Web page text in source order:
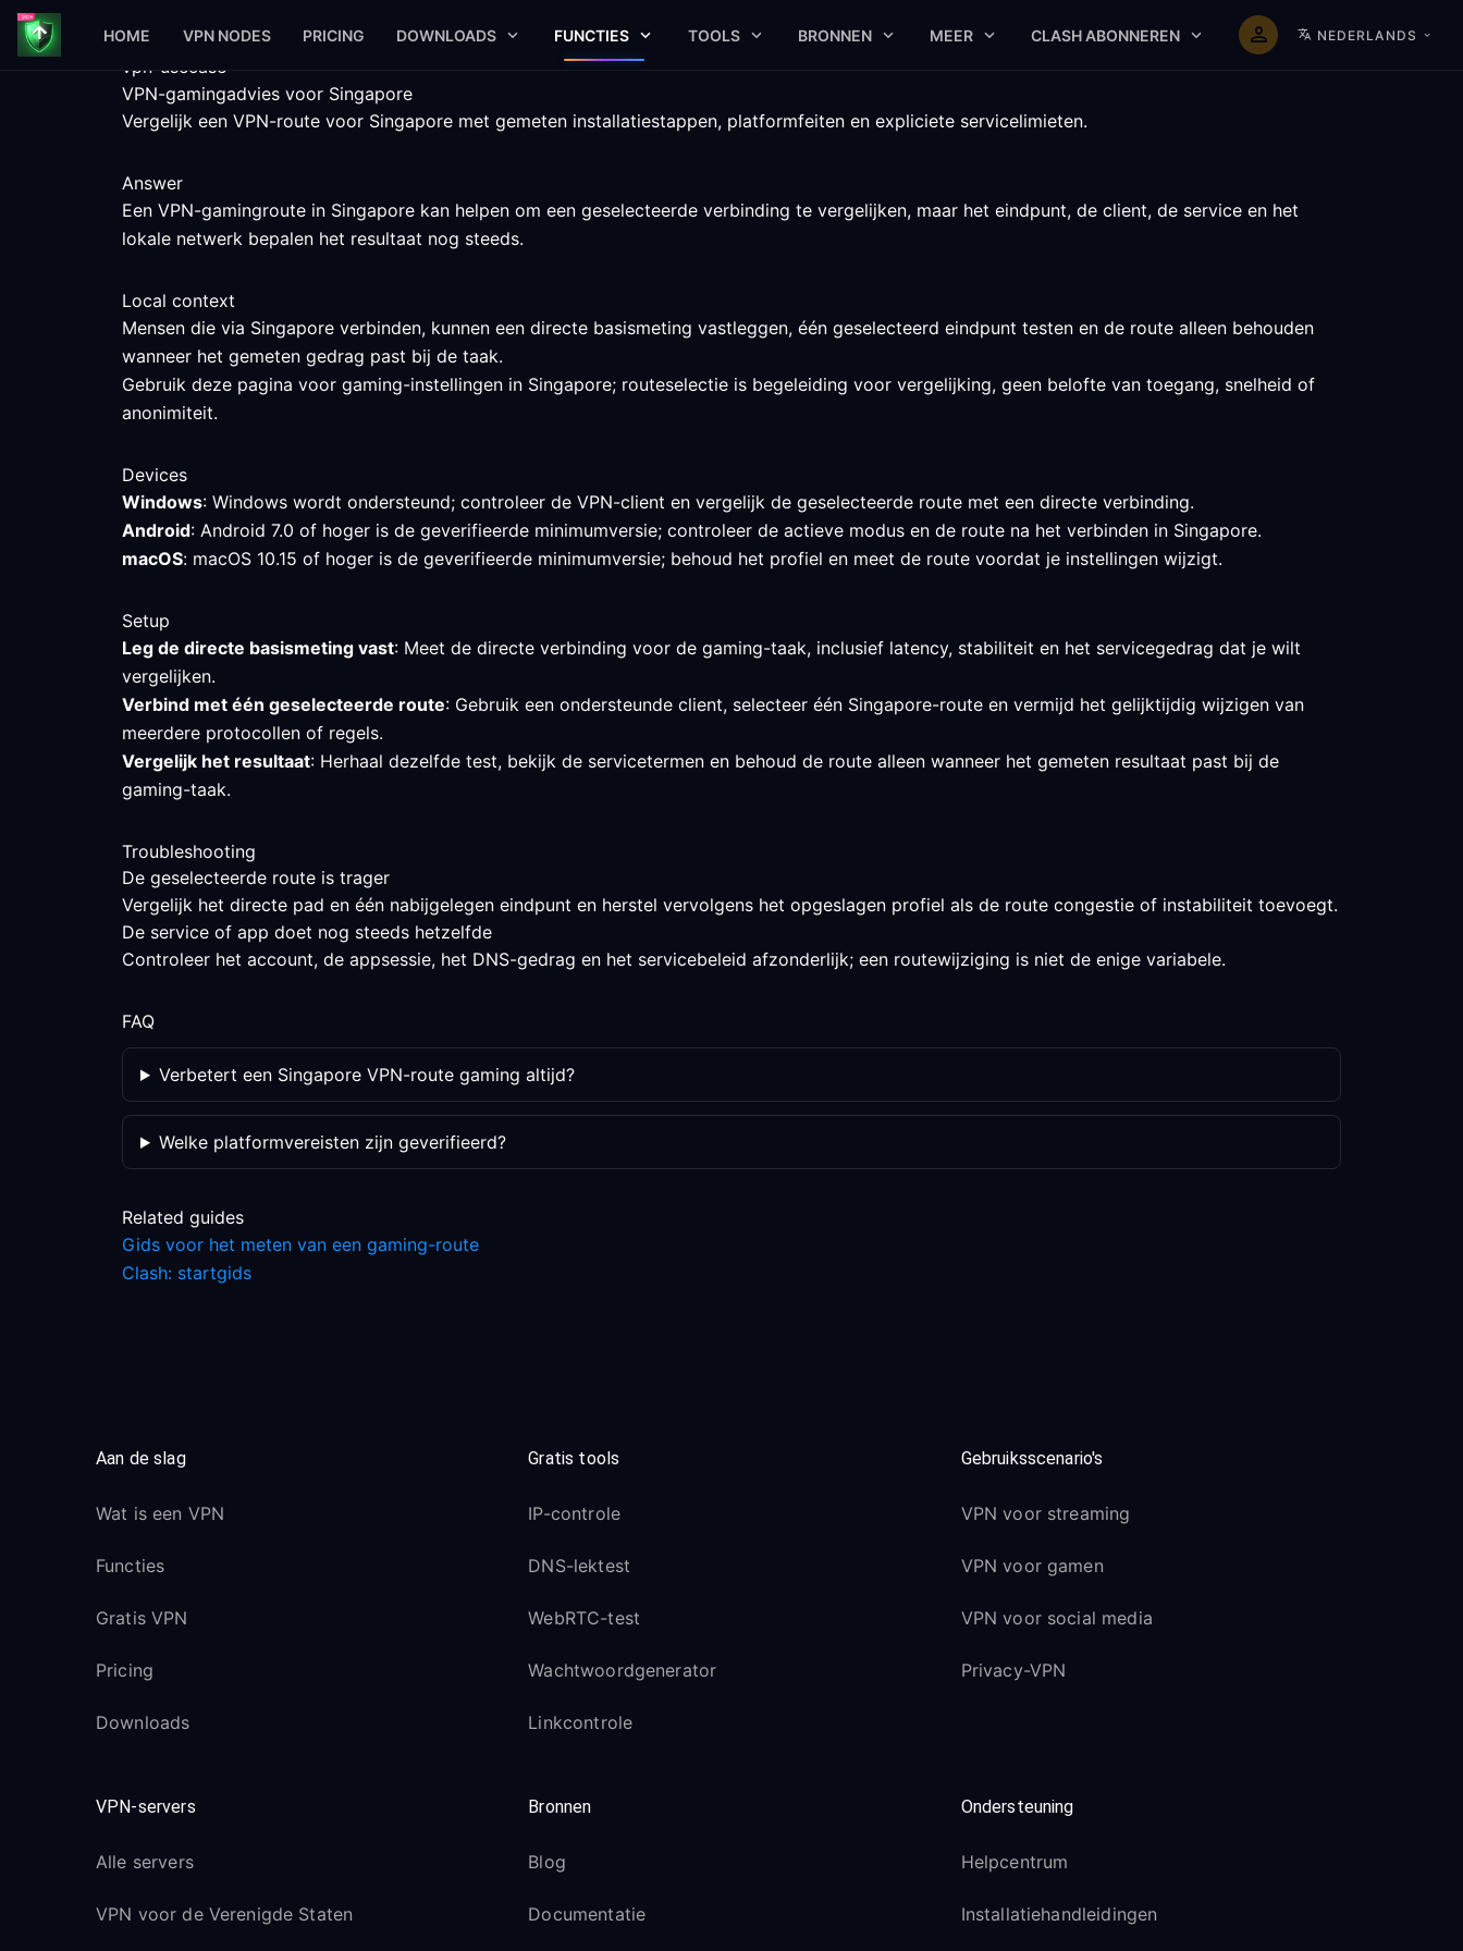
HOME VPN NODES PRICING DOWNLOADS FUNCTIES TOOLS BRONNEN MEER CLASH ABONNEREN NEDERLANDS
vpn-usecase
VPN-gamingadvies voor Singapore
Vergelijk een VPN-route voor Singapore met gemeten installatiestappen, platformfeiten en expliciete servicelimieten.
Answer
Een VPN-gamingroute in Singapore kan helpen om een geselecteerde verbinding te vergelijken, maar het eindpunt, de client, de service en het
lokale netwerk bepalen het resultaat nog steeds.
Local context
Mensen die via Singapore verbinden, kunnen een directe basismeting vastleggen, één geselecteerd eindpunt testen en de route alleen behouden
wanneer het gemeten gedrag past bij de taak.
Gebruik deze pagina voor gaming-instellingen in Singapore; routeselectie is begeleiding voor vergelijking, geen belofte van toegang, snelheid of
anonimiteit.
Devices
Windows: Windows wordt ondersteund; controleer de VPN-client en vergelijk de geselecteerde route met een directe verbinding.
Android: Android 7.0 of hoger is de geverifieerde minimumversie; controleer de actieve modus en de route na het verbinden in Singapore.
macOS: macOS 10.15 of hoger is de geverifieerde minimumversie; behoud het profiel en meet de route voordat je instellingen wijzigt.
Setup
Leg de directe basismeting vast: Meet de directe verbinding voor de gaming-taak, inclusief latency, stabiliteit en het servicegedrag dat je wilt
vergelijken.
Verbind met één geselecteerde route: Gebruik een ondersteunde client, selecteer één Singapore-route en vermijd het gelijktijdig wijzigen van
meerdere protocollen of regels.
Vergelijk het resultaat: Herhaal dezelfde test, bekijk de servicetermen en behoud de route alleen wanneer het gemeten resultaat past bij de
gaming-taak.
Troubleshooting
De geselecteerde route is trager
Vergelijk het directe pad en één nabijgelegen eindpunt en herstel vervolgens het opgeslagen profiel als de route congestie of instabiliteit toevoegt.
De service of app doet nog steeds hetzelfde
Controleer het account, de appsessie, het DNS-gedrag en het servicebeleid afzonderlijk; een routewijziging is niet de enige variabele.
FAQ
Verbetert een Singapore VPN-route gaming altijd?
Welke platformvereisten zijn geverifieerd?
Related guides
Gids voor het meten van een gaming-route
Clash: startgids
Aan de slag
Wat is een VPN
Functies
Gratis VPN
Pricing
Downloads
Gratis tools
IP-controle
DNS-lektest
WebRTC-test
Wachtwoordgenerator
Linkcontrole
Gebruiksscenario's
VPN voor streaming
VPN voor gamen
VPN voor social media
Privacy-VPN
VPN-servers
Alle servers
VPN voor de Verenigde Staten
Bronnen
Blog
Documentatie
Ondersteuning
Helpcentrum
Installatiehandleidingen